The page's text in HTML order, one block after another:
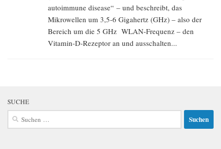
autoimmune disease“ – und beschreibt, das
Mikrowellen um 3,5-6 Gigahertz (GHz) – also der
Bereich um die 5 GHz WLAN-Frequenz – den
Vitamin-D-Rezeptor an und ausschalten...
SUCHE
Suchen
nach: